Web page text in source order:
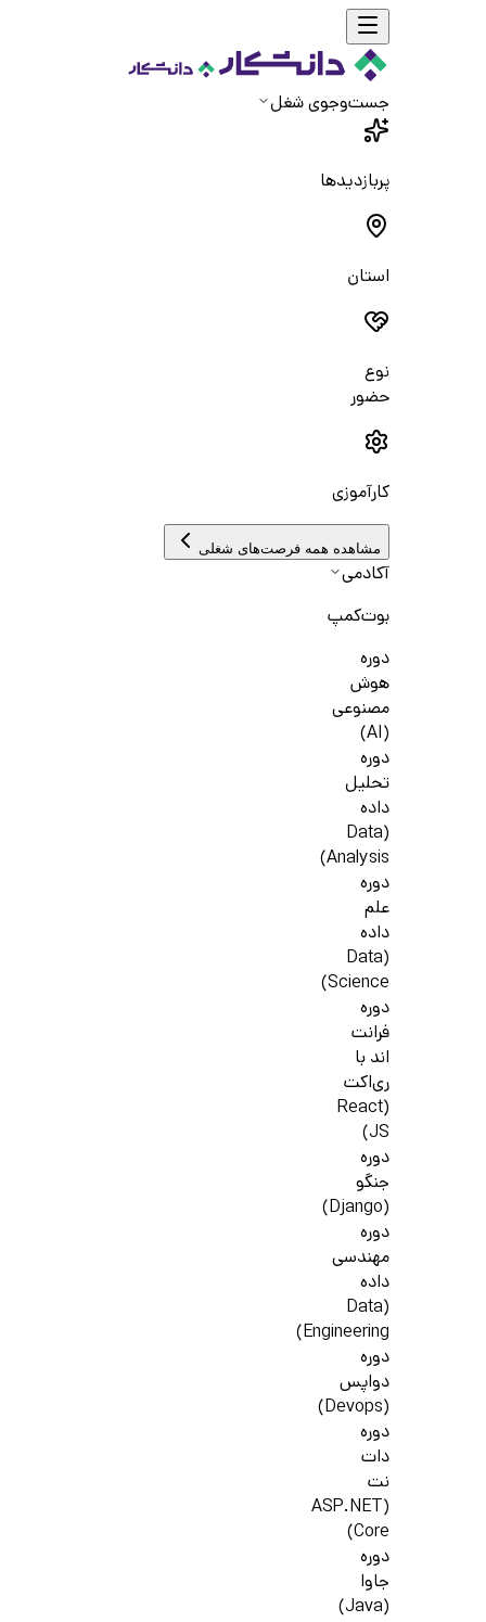
جست‌و‌جوی شغل
پربازدیدها
استان
نوع
حضور
کارآموزی
مشاهده همه فرصت‌های شغلی
آکادمی
بوت‌کمپ
دوره
هوش
مصنوعی
(AI)
دوره
تحلیل
داده
(Data
Analysis)
دوره
علم
داده
(Data
Science)
دوره
فرانت
اند با
ری‌اکت
(React
JS)
دوره
جنگو
(Django)
دوره
مهندسی
داده
(Data
Engineering)
دوره
دواپس
(Devops)
دوره
دات
نت
(ASP.NET
Core)
دوره
جاوا
(Java)